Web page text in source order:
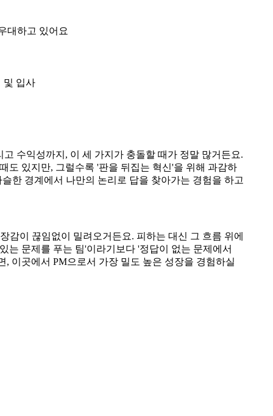
대하고 있어요
입사
수익성까지, 이 세 가지가 충돌할 때가 정말 많거든요.
도 있지만, 그럴수록 '판을 뒤집는 혁신'을 위해 과감하
한 경계에서 나만의 논리로 답을 찾아가는 경험을 하고
감이 끊임없이 밀려오거든요. 피하는 대신 그 흐름 위에
는 문제를 푸는 팀'이라기보다 '정답이 없는 문제에서
이곳에서 PM으로서 가장 밀도 높은 성장을 경험하실